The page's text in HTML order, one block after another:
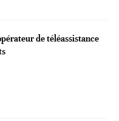
de téléassistance